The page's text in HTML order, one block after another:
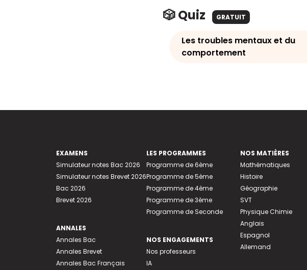
🎲 Quiz GRATUIT
Les troubles mentaux et du
comportement
EXAMENS
Simulateur notes Bac 2026
Simulateur notes Brevet 2026
Bac 2026
Brevet 2026
ANNALES
Annales Bac
Annales Brevet
Annales Bac Français
LES PROGRAMMES
Programme de 6ème
Programme de 5ème
Programme de 4ème
Programme de 3ème
Programme de Seconde
NOS ENGAGEMENTS
Nos professeurs
IA
NOS MATIÈRES
Mathématiques
Histoire
Géographie
SVT
Physique Chimie
Anglais
Espagnol
Allemand